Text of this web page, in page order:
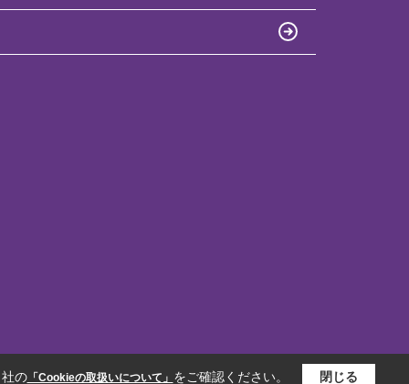
の「Cookieの取扱いについて」 をご確認ください。 閉じる